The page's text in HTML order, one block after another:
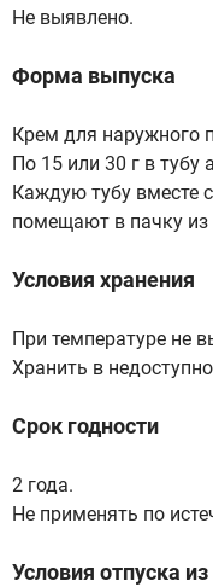
Не выявлено.
Форма выпуска
Крем для наружного
По 15 или 30 г в
Каждую тубу вместе
помещают в пачку из
Условия хранения
При температуре не
Хранить в
Срок годности
2 года.
Не применять по
Условия отпуска из